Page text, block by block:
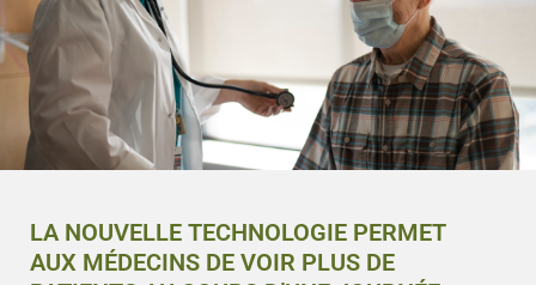
LA NOUVELLE TECHNOLOGIE PERMET
AUX MÉDECINS DE VOIR PLUS DE